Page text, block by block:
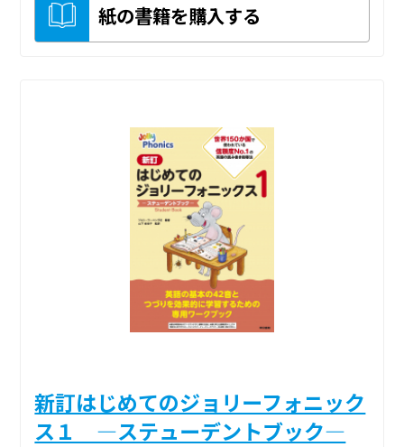
紙の書籍を購入する
新訂はじめてのジョリーフォニック
ス１ ―ステューデントブック―